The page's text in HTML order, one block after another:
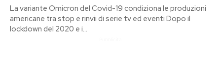
La variante Omicron del Covid-19 condiziona le produzioni
americane tra stop e rinvii di serie tv ed eventi Dopo il
lockdown del 2020 e i...